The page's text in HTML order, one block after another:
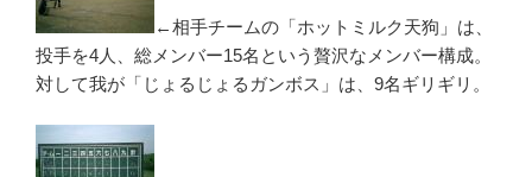
←相手チームの「ホットミルク天狗」は、
投手を4人、総メンバー15名という贅沢なメンバー構成。
対して我が「じょるじょるガンボス」は、9名ギリギリ。